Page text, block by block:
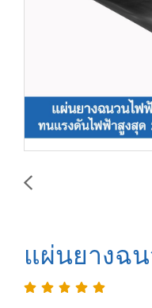
แผ่นยางฉ